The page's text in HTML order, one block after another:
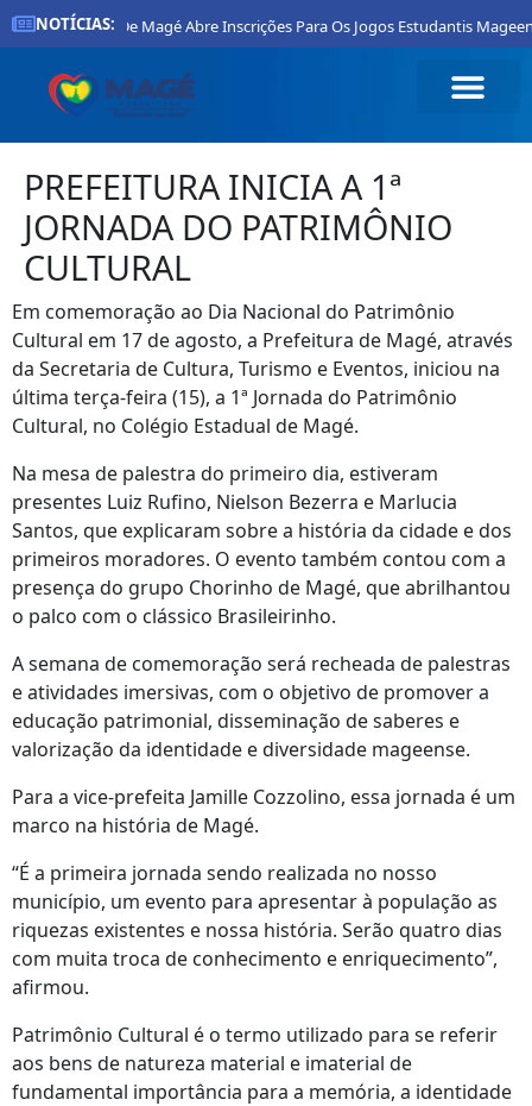
NOTÍCIAS:
Prefeitura De Magé Abre Inscrições Para Os Jogos Estudantis
PREFEITURA INICIA A 1ª
JORNADA DO PATRIMÔNIO
CULTURAL
Em comemoração ao Dia Nacional do Patrimônio
Cultural em 17 de agosto, a Prefeitura de Magé, através
da Secretaria de Cultura, Turismo e Eventos, iniciou na
última terça-feira (15), a 1ª Jornada do Patrimônio
Cultural, no Colégio Estadual de Magé.
Na mesa de palestra do primeiro dia, estiveram
presentes Luiz Rufino, Nielson Bezerra e Marlucia
Santos, que explicaram sobre a história da cidade e dos
primeiros moradores. O evento também contou com a
presença do grupo Chorinho de Magé, que abrilhantou
o palco com o clássico Brasileirinho.
A semana de comemoração será recheada de palestras
e atividades imersivas, com o objetivo de promover a
educação patrimonial, disseminação de saberes e
valorização da identidade e diversidade mageense.
Para a vice-prefeita Jamille Cozzolino, essa jornada é um
marco na história de Magé.
“É a primeira jornada sendo realizada no nosso
município, um evento para apresentar à população as
riquezas existentes e nossa história. Serão quatro dias
com muita troca de conhecimento e enriquecimento”,
afirmou.
Patrimônio Cultural é o termo utilizado para se referir
aos bens de natureza material e imaterial de
fundamental importância para a memória, a identidade